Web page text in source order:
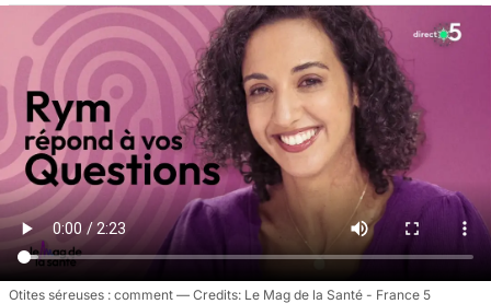
Otites séreuses : comment Le Mag de la Santé - France 5